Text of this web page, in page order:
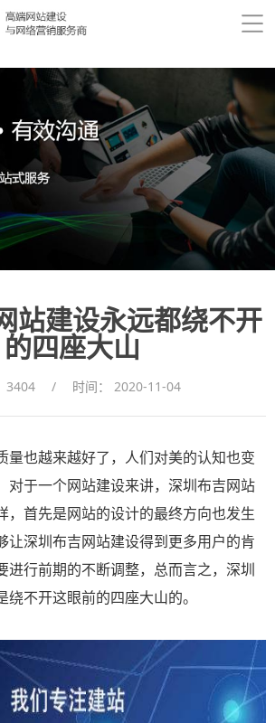
站建设永远都绕不开
的四座大山
3404 / 时间： 2020-11-04
量也越来越好了，人们对美的认知也变
对于一个网站建设来讲，深圳布吉网站
，首先是网站的设计的最终方向也发生
让深圳布吉网站建设得到更多用户的肯
进行前期的不断调整，总而言之，深圳
绕不开这眼前的四座大山的。